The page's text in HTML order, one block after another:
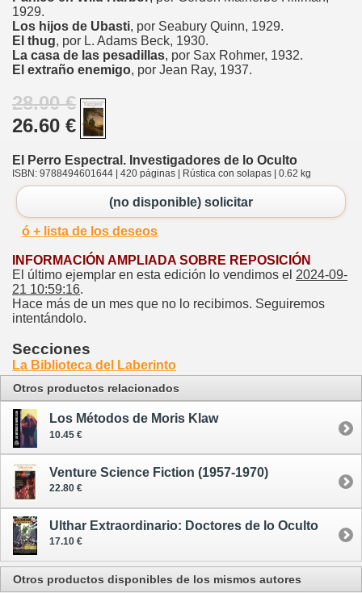
1929.
Los hijos de Ubasti, por Seabury Quinn, 1929.
El thug, por L. Adams Beck, 1930.
La casa de las pesadillas, por Sax Rohmer, 1932.
El extraño enemigo, por Jean Ray, 1937.
28.00 €
26.60 €
El Perro Espectral. Investigadores de lo Oculto
ISBN: 9788494601644 | 420 páginas | Rústica con solapas | 0.62 kg
(no disponible) solicitar
ó + lista de los deseos
INFORMACIÓN AMPLIADA SOBRE REPOSICIÓN
El último ejemplar en esta edición lo vendimos el 2024-09-
21 10:59:16.
Hace más de un mes que no lo recibimos. Seguiremos
intentándolo.
Secciones
La Biblioteca del Laberinto
Otros productos relacionados
Los Métodos de Moris Klaw
10.45 €
Venture Science Fiction (1957-1970)
22.80 €
Ulthar Extraordinario: Doctores de lo Oculto
17.10 €
Otros productos disponibles de los mismos autores